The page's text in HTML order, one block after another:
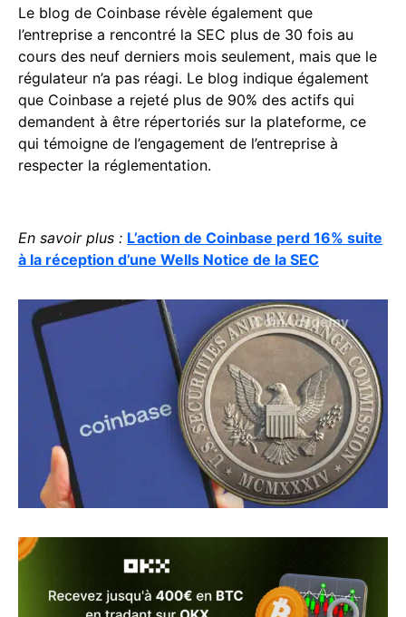
Le blog de Coinbase révèle également que
l’entreprise a rencontré la SEC plus de 30 fois au
cours des neuf derniers mois seulement, mais que le
régulateur n’a pas réagi. Le blog indique également
que Coinbase a rejeté plus de 90% des actifs qui
demandent à être répertoriés sur la plateforme, ce
qui témoigne de l’engagement de l’entreprise à
respecter la réglementation.
En savoir plus : L’action de Coinbase perd 16% suite
à la réception d’une Wells Notice de la SEC